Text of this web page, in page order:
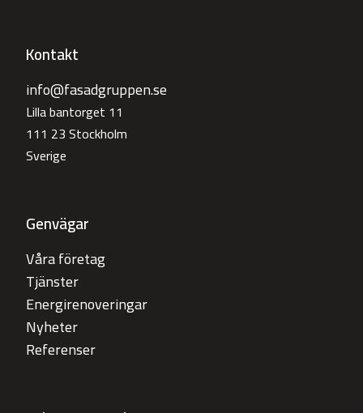
Kontakt
info@fasadgruppen.se
Lilla bantorget 11
111 23 Stockholm
Sverige
Genvägar
Våra företag
Tjänster
Energirenoveringar
Nyheter
Referenser